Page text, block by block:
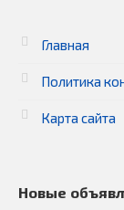
Главная
Политика
Карта сайта
Новые